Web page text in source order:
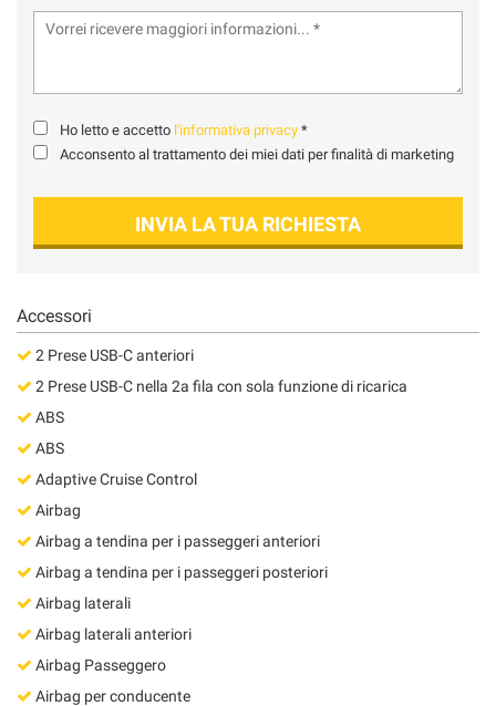
Ho letto e accetto l'informativa privacy *
Acconsento al trattamento dei miei dati per finalità di marketing
INVIA LA TUA RICHIESTA
Accessori
2 Prese USB-C anteriori
2 Prese USB-C nella 2a fila con sola funzione di ricarica
ABS
ABS
Adaptive Cruise Control
Airbag
Airbag a tendina per i passeggeri anteriori
Airbag a tendina per i passeggeri posteriori
Airbag laterali
Airbag laterali anteriori
Airbag Passeggero
Airbag per conducente
Cookie di marketing
Salva
impostazioni